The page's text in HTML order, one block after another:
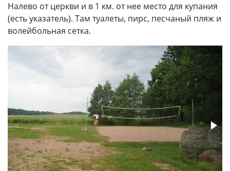
Налево от церкви и в 1 км. от нее место для купания
(есть указатель). Там туалеты, пирс, песчаный пляж и
волейбольная сетка.